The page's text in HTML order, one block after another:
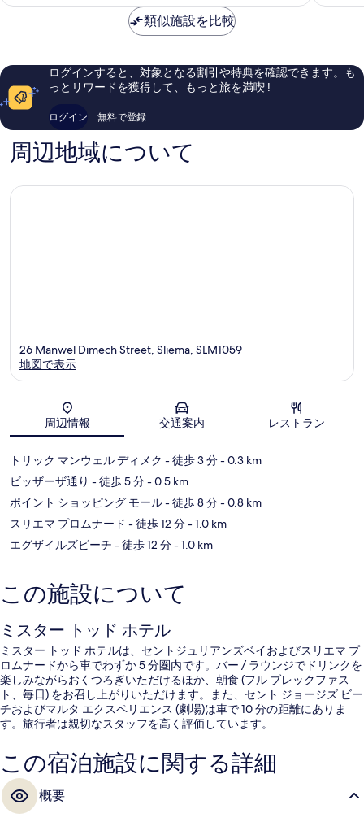
に
し
口
コ
251
件
の
口
コ
ィ
ブ
良
ミ
391
類似施設を比較
ログインすると、対象となる割引や特典を確認できます。も
っとリワードを獲得して、もっと旅を満喫 !
ログイン 無料で登録
周辺地域について
地図
26 Manwel Dimech Street, Sliema, SLM1059
地図で表示
周辺情報 交通案内 レストラン
トリック マンウェル ディメク - 徒歩 3 分- 0.3 km
ビッザーザ通り - 徒歩 5 分- 0.5 km
ポイント ショッピング モール- 徒歩 8 分- 0.8 km
スリエマ プロムナード - 徒歩 12 分- 1.0 km
エグザイルズビーチ - 徒歩 12 分- 1.0 km
この施設について
ミスター トッド ホテル
ミスター トッド ホテルは、セントジュリアンズベイおよびスリエマ プ
ロムナードから車でわずか 5 分圏内です。バー / ラウンジでドリンクを
楽しみながらおくつろぎいただけるほか、朝食 (フル ブレックファス
ト、毎日) をお召し上がりいただけます。また、セント ジョージズ ビー
チおよびマルタ エクスペリエンス (劇場)は車で 10 分の距離にありま
す。旅行者は親切なスタッフを高く評価しています。
この宿泊施設に関する詳細
概要